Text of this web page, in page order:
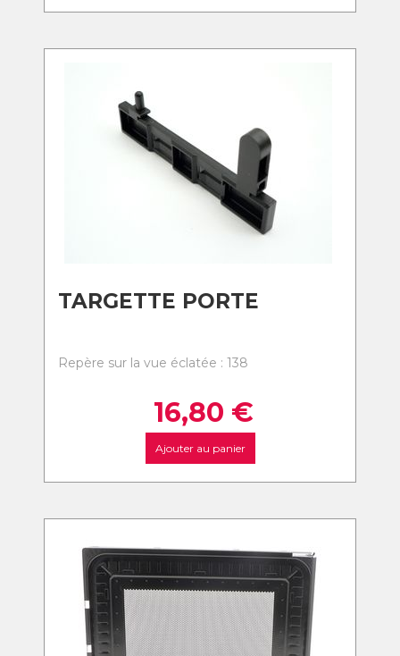
TARGETTE PORTE
Repère sur la vue éclatée : 138
16,80 €
Ajouter au panier